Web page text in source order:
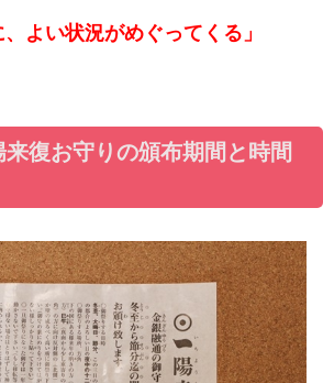
、よい状況がめぐってくる」
復お守りの頒布期間と時間